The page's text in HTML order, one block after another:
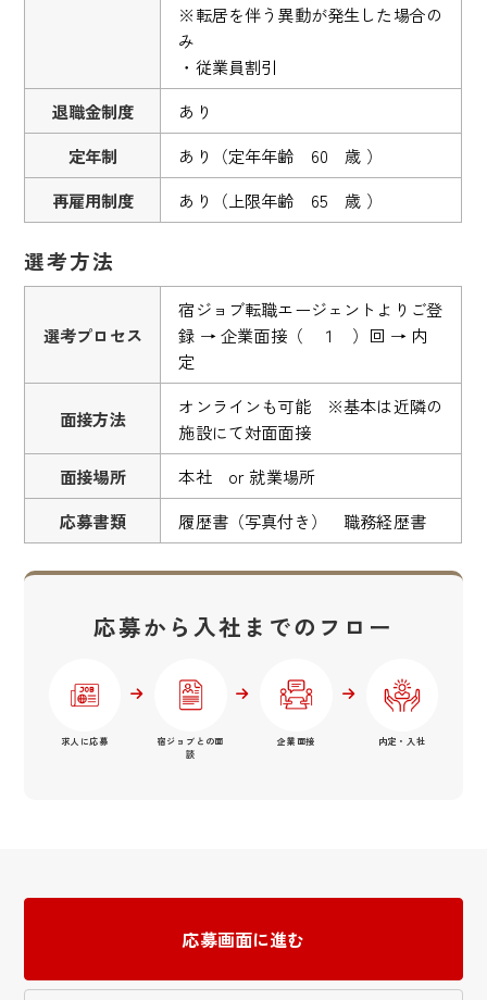
※転居を伴う異動が発生した場合の
み
・従業員割引
退職金制度
あり
定年制
あり（定年年齢 60 歳 ）
再雇用制度
あり（上限年齢 65 歳 ）
選考方法
選考プロセス
宿ジョブ転職エージェントよりご登
録 → 企業面接（ １ ）回 → 内
定
面接方法
オンラインも可能 ※基本は近隣の
施設にて対面面接
面接場所
本社 or 就業場所
応募書類
履歴書（写真付き） 職務経歴書
応募から入社までのフロー
求人に応募
宿ジョブとの面
談
企業面接 内定・入社
応募画面に進む